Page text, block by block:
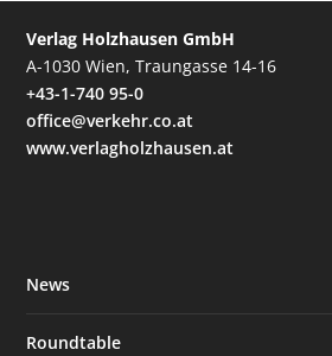
Verlag Holzhausen GmbH
A-1030 Wien, Traungasse 14-16
+43-1-740 95-0
office@verkehr.co.at
www.verlagholzhausen.at
News
Roundtable